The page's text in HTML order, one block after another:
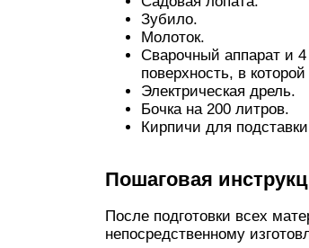
Зубило.
Молоток.
Сварочный аппарат и 4
поверхность, в
Электрическая дрель.
Бочка на 200 литров.
Кирпичи для
Пошаговая
После подготовки всех
непосредственному